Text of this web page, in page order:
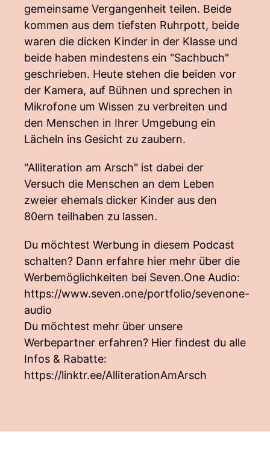
gemeinsame Vergangenheit teilen. Beide
kommen aus dem tiefsten Ruhrpott, beide
waren die dicken Kinder in der Klasse und
beide haben mindestens ein "Sachbuch"
geschrieben. Heute stehen die beiden vor
der Kamera, auf Bühnen und sprechen in
Mikrofone um Wissen zu verbreiten und
den Menschen in Ihrer Umgebung ein
Lächeln ins Gesicht zu zaubern.
"Alliteration am Arsch" ist dabei der
Versuch die Menschen an dem Leben
zweier ehemals dicker Kinder aus den
80ern teilhaben zu lassen.
Du möchtest Werbung in diesem Podcast
schalten? Dann erfahre hier mehr über die
Werbemöglichkeiten bei Seven.One Audio:
https://www.seven.one/portfolio/sevenone-
audio
Du möchtest mehr über unsere
Werbepartner erfahren? Hier findest du alle
Infos & Rabatte:
https://linktr.ee/AlliterationAmArsch